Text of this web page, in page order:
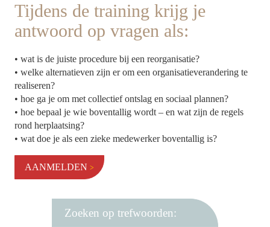
Tijdens de training krijg je
antwoord op vragen als:
• wat is de juiste procedure bij een reorganisatie?
• welke alternatieven zijn er om een organisatieverandering te
realiseren?
• hoe ga je om met collectief ontslag en sociaal plannen?
• hoe bepaal je wie boventallig wordt – en wat zijn de regels
rond herplaatsing?
• wat doe je als een zieke medewerker boventallig is?
AANMELDEN
Zoeken op trefwoorden: